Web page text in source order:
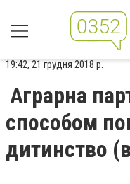
19:42, 21 грудня 2018 р.
Аграрна
способом
дитинство